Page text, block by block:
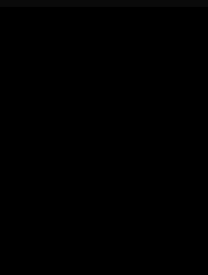
chế độ của sản phẩm. Thao tác sử
độ linh hoạt giúp bạn nấu nướng chiên